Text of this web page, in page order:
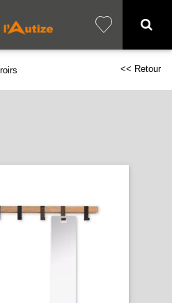
<< Retour